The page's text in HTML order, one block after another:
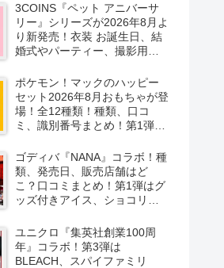
3COINS『ペット アニバーサ
リー』シリーズが2026年8月よ
り新発売！衣装 お誕生日、結
婚式やパーティー、撮影用グ
ポケモン！マックのハッピー
セット2026年8月おもちゃが登
場！全12種類！種類、口コ
ミ、識別番号まとめ！第1弾は
ゴディバ『NANA』コラボ！種
類、発売日、販売店舗はど
こ？口コミまとめ！第1弾はグ
ッズ付きアイス、ショコリキ
より新発売！第2弾は限定チョ
コレートなどが2026年10月？
再販売は？
ユニクロ『集英社創業100周
年』コラボ！第3弾は
BLEACH、スパイファミリ